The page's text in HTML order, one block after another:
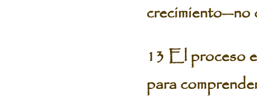
crecimiento—no
13 El proceso
para